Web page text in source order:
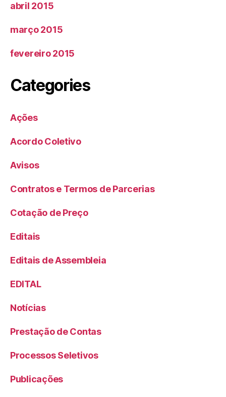
abril 2015
março 2015
fevereiro 2015
Categories
Ações
Acordo Coletivo
Avisos
Contratos e Termos de Parcerias
Cotação de Preço
Editais
Editais de Assembleia
EDITAL
Notícias
Prestação de Contas
Processos Seletivos
Publicações